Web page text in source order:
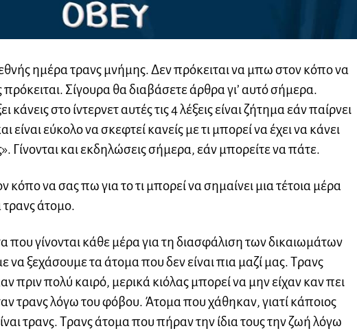
ημέρα τρανς μνήμης. Δεν πρόκειται να μπω στον κόπο να
Σίγουρα θα διαβάσετε άρθρα γι’ αυτό σήμερα.
κάνεις στο ίντερνετ αυτές τις 4 λέξεις είναι ζήτημα εάν παίρνει
είναι εύκολο να σκεφτεί κανείς με τι μπορεί να έχει να κάνει
Γίνονται και εκδηλώσεις σήμερα, εάν μπορείτε να πάτε.
να σας πω για το τι μπορεί να σημαίνει μια τέτοια μέρα
τρανς άτομο.
που γίνονται κάθε μέρα για τη διασφάλιση των δικαιωμάτων
να ξεχάσουμε τα άτομα που δεν είναι πια μαζί μας. Τρανς
πριν πολύ καιρό, μερικά κιόλας μπορεί να μην είχαν καν πει
τρανς λόγω του φόβου. Άτομα που χάθηκαν, γιατί κάποιος
τρανς. Τρανς άτομα που πήραν την ίδια τους την ζωή λόγω